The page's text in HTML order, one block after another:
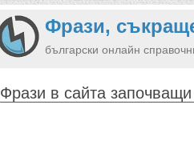
Фрази,
български онлайн
Фрази в сайта